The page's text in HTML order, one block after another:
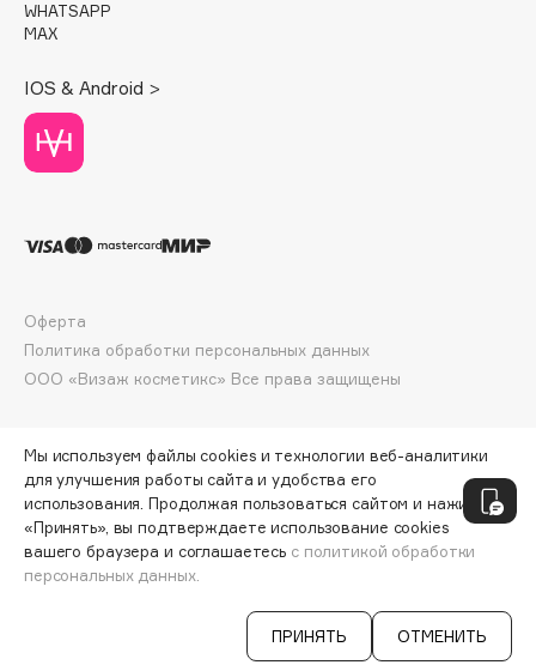
Clarins Precious
Clive Christian
Club De Nuit
Collagenina
CosRX
Crescina
Cunzite
Curaprox
D
d'Alba
DABO
DARLING*
ДОБАВИТЬ В КОРЗИНУ
WHATSAPP
MAX
IOS & Android >
ООО «Визаж косметикс» Все права защищены
Оферта
Политика обработки персональных данных
Мы используем файлы cookies и технологии веб-аналитики
для улучшения работы сайта и удобства его
использования. Продолжая пользоваться сайтом и нажимая
«Принять», вы подтверждаете использование cookies
вашего браузера и соглашаетесь с политикой обработки
персональных данных.
ПРИНЯТЬ ОТМЕНИТЬ